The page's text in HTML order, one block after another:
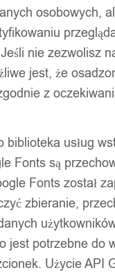
120cm
od 90 zł
do 14:00 wysyłamy
osobowych,
nie zezwolisz
jest, że
z
biblioteka usług
Fonts są
Fonts został
zbieranie,
jest potrzebne do
Użycie API